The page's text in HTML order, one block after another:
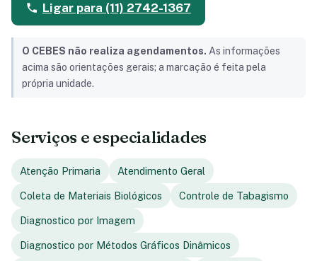
Ligar para (11) 2742-1367
O CEBES não realiza agendamentos. As informações
acima são orientações gerais; a marcação é feita pela
própria unidade.
Serviços e especialidades
Atenção Primaria Atendimento Geral
Coleta de Materiais Biológicos Controle de Tabagismo
Diagnostico por Imagem
Diagnostico por Métodos Gráficos Dinâmicos